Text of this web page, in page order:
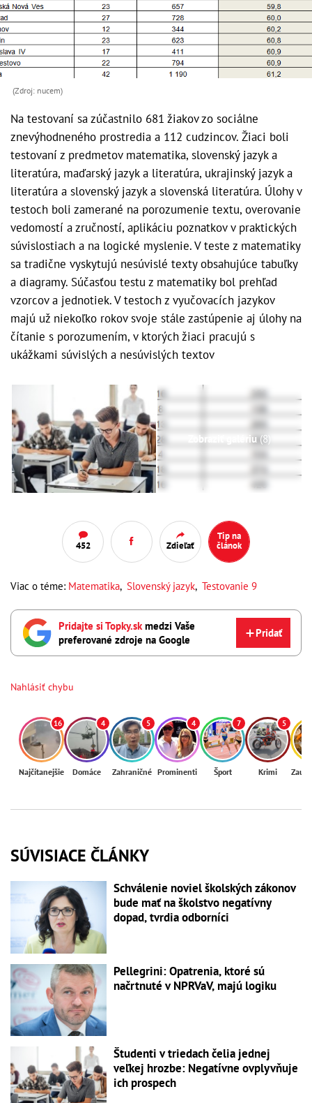
(Zdroj: nucem)
Na testovaní sa zúčastnilo 681 žiakov zo sociálne
znevýhodneného prostredia a 112 cudzincov. Žiaci boli
testovaní z predmetov matematika, slovenský jazyk a
literatúra, maďarský jazyk a literatúra, ukrajinský jazyk a
literatúra a slovenský jazyk a slovenská literatúra. Úlohy v
testoch boli zamerané na porozumenie textu, overovanie
vedomostí a zručností, aplikáciu poznatkov v praktických
súvislostiach a na logické myslenie. V teste z matematiky
sa tradične vyskytujú nesúvislé texty obsahujúce tabuľky
a diagramy. Súčasťou testu z matematiky bol prehľad
vzorcov a jednotiek. V testoch z vyučovacích jazykov
majú už niekoľko rokov svoje stále zastúpenie aj úlohy na
čítanie s porozumením, v ktorých žiaci pracujú s
ukážkami súvislých a nesúvislých textov
Zobraziť galériu(8)
452 Zdieľať
Tip na
článok
Viac o téme: Matematika, Slovenský jazyk, Testovanie 9
Pridajte si Topky.sk medzi Vaše
preferované zdroje na Google
Pridať
Nahlásiť chybu
16
Najčítanejšie
4
Domáce
5
Zahraničné
4
Prominenti
7
Šport
5
Krimi
SÚVISIACE ČLÁNKY
Schválenie noviel školských zákonov
bude mať na školstvo negatívny
dopad, tvrdia odborníci
Pellegrini: Opatrenia, ktoré sú
načrtnuté v NPRVaV, majú logiku
Študenti v triedach čelia jednej
veľkej hrozbe: Negatívne ovplyvňuje
ich prospech